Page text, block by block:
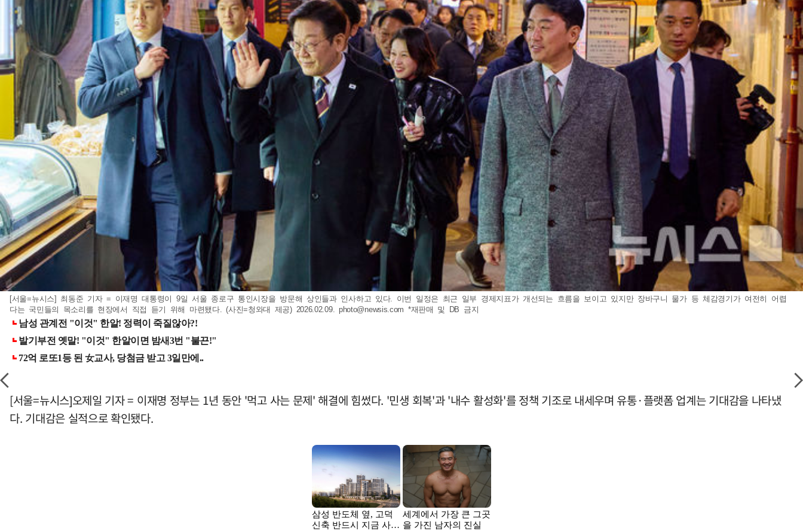
[서울=뉴시스] 최동준 기자 = 이재명 대통령이 9일 서울 종로구 통인시장을 방문해 상인들과 인사하고 있다. 이번 일정은 최근 일부 경제지표가 개선되는 흐름을 보이고 있지만 장바구니 물가 등 체감경기가 여전히 어렵
다는 국민들의 목소리를 현장에서 직접 듣기 위해 마련됐다. (사진=청와대 제공) 2026.02.09. photo@newsis.com *재판매 및 DB 금지
[서울=뉴시스]오제일 기자 = 이재명 정부는 1년 동안 '먹고 사는 문제' 해결에 힘썼다. '민생 회복'과 '내수 활성화'를 정책 기조로 내세우며 유통·플랫폼 업계는 기대감을 나타냈
다. 기대감은 실적으로 확인됐다.